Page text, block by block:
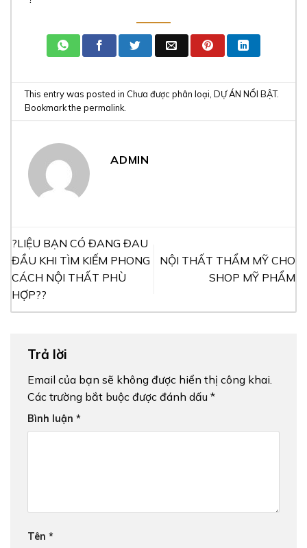
This entry was posted in Chưa được phân loại ,DỰ ÁN NỔI BẬT.
Bookmark thepermalink
ADMIN
?LIỆU BẠN CÓ ĐANG ĐAU
ĐẦU KHI TÌM KIẾM PHONG
CÁCH NỘI THẤT PHÙ
HỢP??
NỘI THẤT THẨM MỸ CHO
SHOP MỸ PHẨM
Trả lời
Email của bạn sẽ không được hiển thị công khai.
Các trường bắt buộc được đánh dấu *
Bình luận *
Tên *